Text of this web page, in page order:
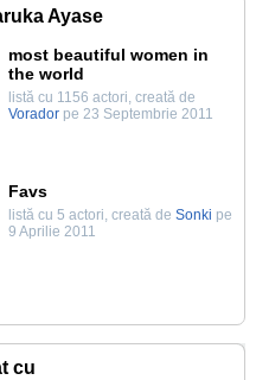
Ayase
most beautiful women in
the world
listă cu 1156 actori, creată de
Vorador pe 23 Septembrie 2011
Favs
listă cu 5 actori, creată de Sonki pe
9 Aprilie 2011
cu